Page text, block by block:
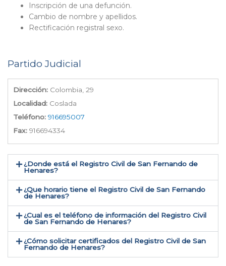
Inscripción de una defunción.
Cambio de nombre y apellidos.
Rectificación registral sexo.
Partido Judicial
Dirección: Colombia, 29
Localidad: Coslada
Teléfono: 916695007
Fax: 916694334
¿Donde está el Registro Civil de San Fernando de
Henares​?
¿Que horario tiene el Registro Civil de San Fernando
de Henares?
¿Cual es el teléfono de información del Registro Civil
de San Fernando de Henares​?
¿Cómo solicitar certificados del Registro Civil de San
Fernando de Henares​?